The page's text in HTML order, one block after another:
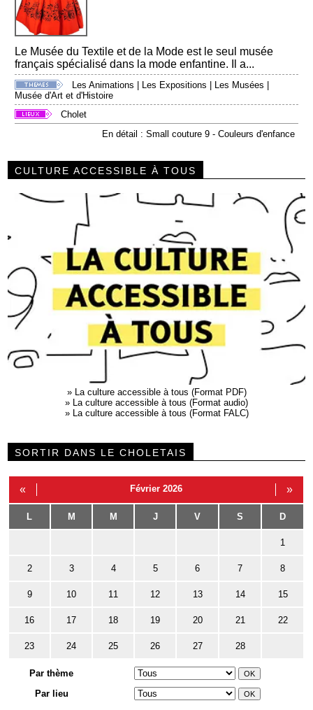
Le Musée du Textile et de la Mode est le seul musée
français spécialisé dans la mode enfantine. Il a...
Les Animations | Les Expositions | Les Musées |
Musée d'Art et d'Histoire
Cholet
En détail : Small couture 9 - Couleurs d'enfance
CULTURE ACCESSIBLE À TOUS
» La culture accessible à tous (Format PDF)
» La culture accessible à tous (Format audio)
» La culture accessible à tous (Format FALC)
SORTIR DANS LE CHOLETAIS
« Février 2026 »
L M M J V S D
1
2 3 4 5 6 7 8
9 10 11 12 13 14 15
16 17 18 19 20 21 22
23 24 25 26 27 28
Par thème
Par lieu